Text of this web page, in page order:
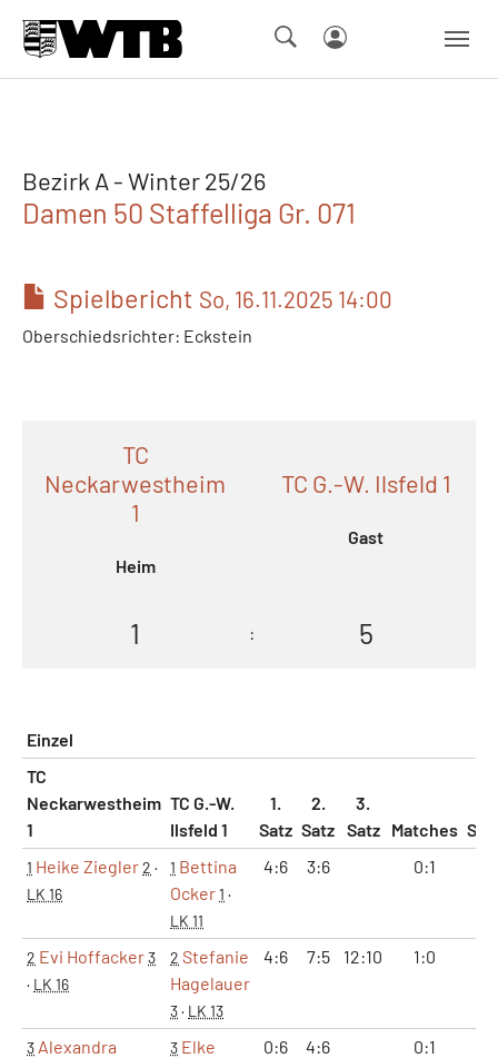
Bezirk A - Winter 25/26
Damen 50 Staffelliga Gr. 071
Spielbericht So, 16.11.2025 14:00
Oberschiedsrichter: Eckstein
TC
Neckarwestheim
1
Heim
TC G.-W. Ilsfeld 1
Gast
1 : 5
Einzel
TC
Neckarwestheim
1
TC G.-W.
Ilsfeld 1
1.
Satz
2.
Satz
3.
Satz
Matches
1 Heike Ziegler2 ·
LK 16
1 Bettina
Ocker1 ·
LK 11
4:6 3:6 0:1
2 Evi Hoffacker3
· LK 16
2 Stefanie
Hagelauer
3· LK 13
4:6 7:5 12:10 1:0
3 Alexandra
3 Elke
0:6 4:6 0:1